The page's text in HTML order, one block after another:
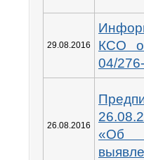
29.08.2016
КСО
04/
26.08.2016
«Об